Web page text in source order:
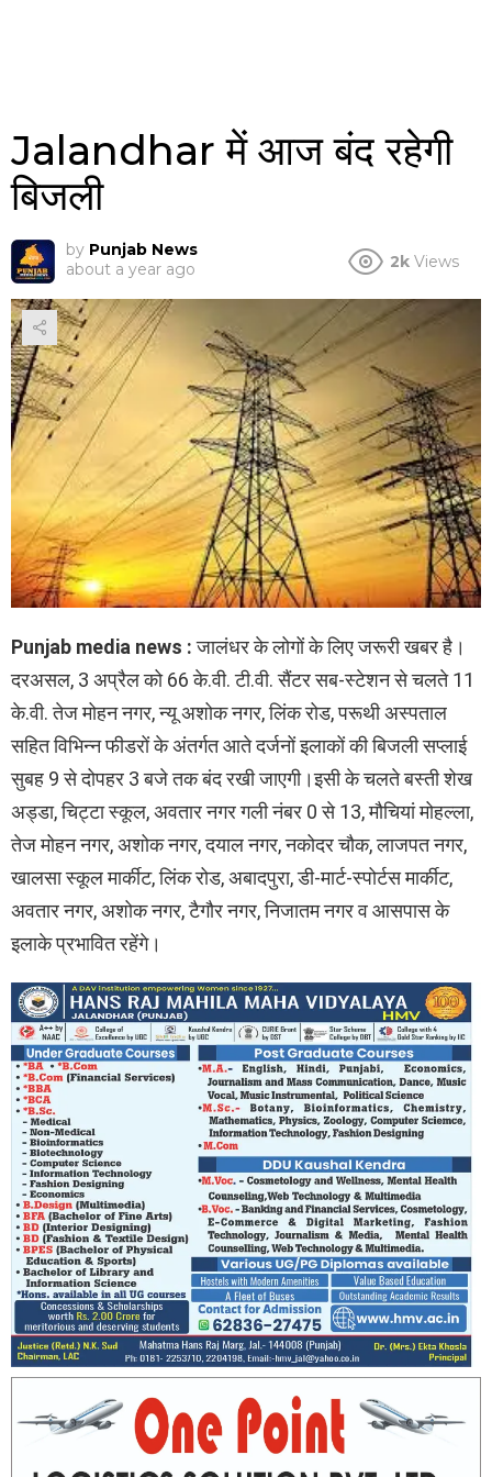
Jalandhar में आज बंद रहेगी
बिजली
by Punjab News
about a year ago
2k Views
Punjab media news :जालंधर के लोगों के लिए जरूरी खबर है।
दरअसल, 3 अप्रैल को 66 के.वी. टी.वी. सैंटर सब-स्टेशन से चलते 11
के.वी. तेज मोहन नगर, न्यू अशोक नगर, लिंक रोड, परूथी अस्पताल
सहित विभिन्न फीडरों के अंतर्गत आते दर्जनों इलाकों की बिजली सप्लाई
सुबह 9 से दोपहर 3 बजे तक बंद रखी जाएगी।इसी के चलते बस्ती शेख
अड्डा, चिट्टा स्कूल, अवतार नगर गली नंबर 0 से 13, मौचियां मोहल्ला,
तेज मोहन नगर, अशोक नगर, दयाल नगर, नकोदर चौक, लाजपत नगर,
खालसा स्कूल मार्कीट, लिंक रोड, अबादपुरा, डी-मार्ट-स्पोर्टस मार्कीट,
अवतार नगर, अशोक नगर, टैगौर नगर, निजातम नगर व आसपास के
इलाके प्रभावित रहेंगे।